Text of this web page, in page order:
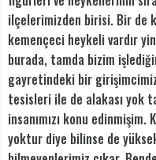
ilçelerimizden birisi. Bir de
kemençeci heykeli vardır
burada, tamda bizim
gayretindeki bir girişimcimiz.
tesisleri ile de alakası yok
insanımızı konu
yoktur diye bilinse de